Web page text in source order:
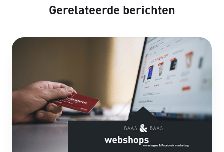
Gerelateerde berichten